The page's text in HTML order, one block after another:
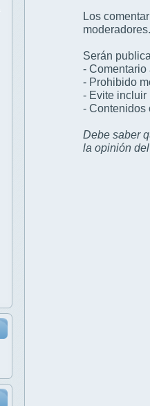
Los
moderadores.
Serán
- Comentario
- Prohibido
- Evite incluir
- Contenidos
Debe saber
la opinión